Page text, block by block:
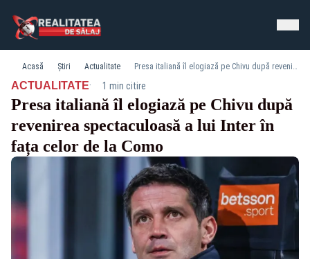
Acasă Știri Actualitate Presa italiană îl elogiază pe Chivu după revenirea spectaculoasă a lui Inter în fața celor de la Como
ACTUALITATE· 1 min citire
Presa italiană îl elogiază pe Chivu după
revenirea spectaculoasă a lui Inter în
fața celor de la Como